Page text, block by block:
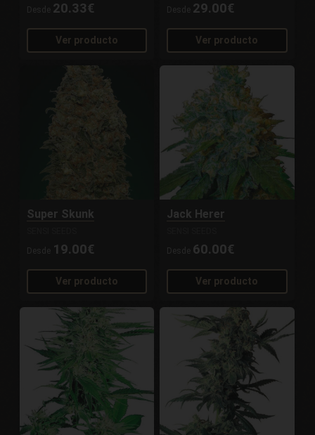
Desde 20.33€
Ver producto
Desde 29.00€
Ver producto
Super Skunk
Desde
19.00€
Ver producto
Jack Herer
Desde 60.00€
Ver producto